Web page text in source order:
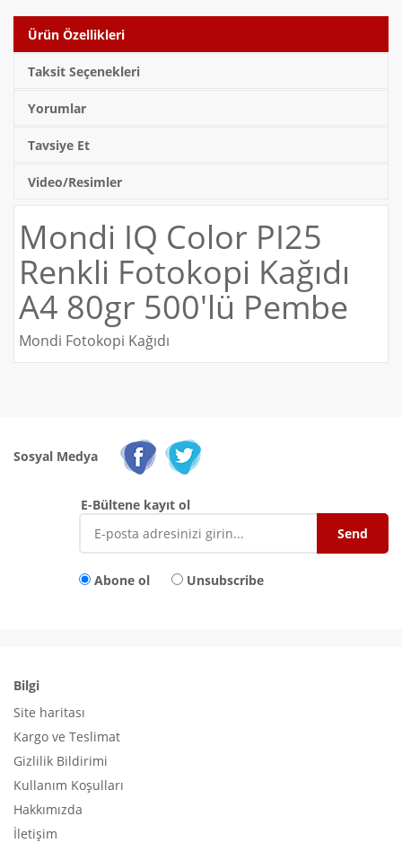
Ürün Özellikleri
Taksit Seçenekleri
Yorumlar
Tavsiye Et
Video/Resimler
Mondi IQ Color PI25
Renkli Fotokopi Kağıdı
A4 80gr 500'lü Pembe
Mondi Fotokopi Kağıdı
Sosyal Medya
E-Bültene kayıt ol
Abone ol Unsubscribe
Bilgi
Site haritası
Kargo ve Teslimat
Gizlilik Bildirimi
Kullanım Koşulları
Hakkımızda
İletişim